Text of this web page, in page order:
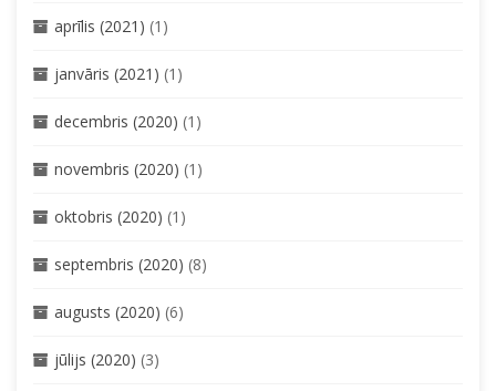
aprīlis (2021) (1)
janvāris (2021) (1)
decembris (2020) (1)
novembris (2020) (1)
oktobris (2020) (1)
septembris (2020) (8)
augusts (2020) (6)
jūlijs (2020) (3)